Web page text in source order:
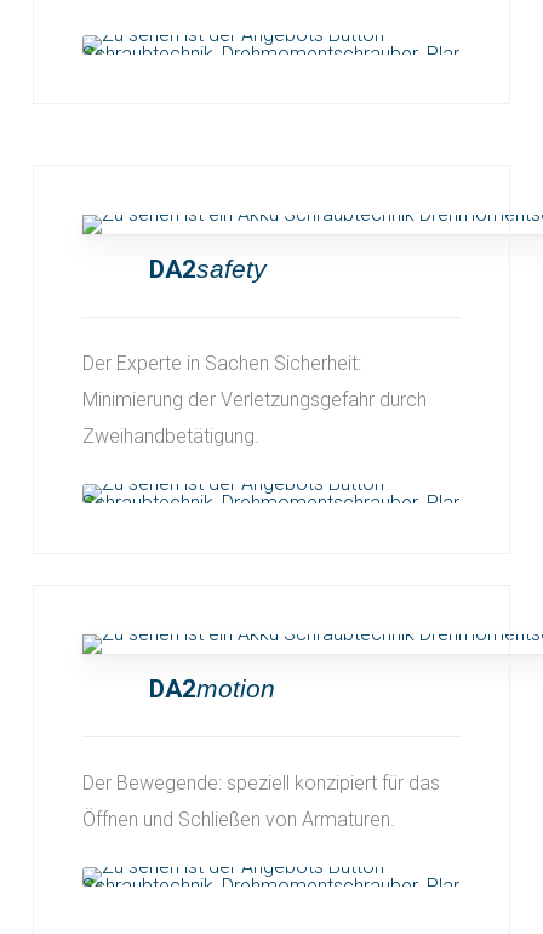
DA2safety
Der Experte in Sachen Sicherheit:
Minimierung der Verletzungsgefahr durch
Zweihandbetätigung.
DA2motion
Der Bewegende: speziell konzipiert für das
Öffnen und Schließen von Armaturen.